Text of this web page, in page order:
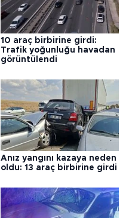
10 araç birbirine girdi:
Trafik yoğunluğu havadan
görüntülendi
Anız yangını kazaya neden
oldu: 13 araç birbirine girdi